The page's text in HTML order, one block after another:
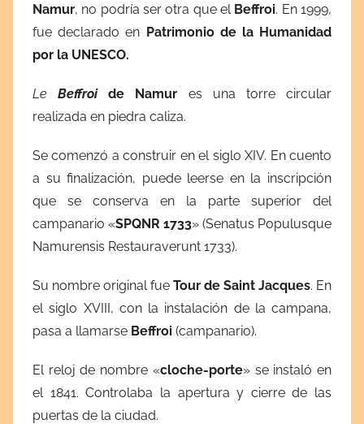
Namur, no podría ser otra que el Beffroi. En 1999,
fue declarado en Patrimonio de la Humanidad
por la UNESCO.
LeBeffroide Namur es una torre circular
realizada en piedra caliza.
Se comenzó a construir en el siglo XIV. En cuento
a su finalización, puede leerse en la inscripción
que se conserva en la parte superior del
campanario «SPQNR 1733» (Senatus Populusque
Namurensis Restauraverunt 1733).
Su nombre original fue Tour de Saint Jacques. En
el siglo XVIII, con la instalación de la campana,
pasa a llamarse Beffroi (campanario).
El reloj de nombre «cloche-porte» se instaló en
el 1841. Controlaba la apertura y cierre de las
puertas de la ciudad.